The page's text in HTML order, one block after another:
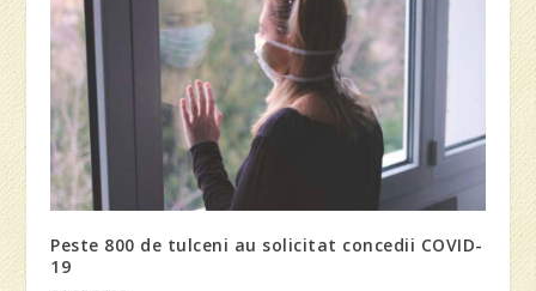
Peste 800 de tulceni au solicitat concedii COVID-
19